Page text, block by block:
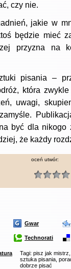
czy nie.
jakie w
będzie mieć
przyzna na
pisania –
która
uwagi,
być dla nikogo
że każdy
oceń utwór:
Gwar
Technorati
Tagi: pisz jak
sztuka pisania,
dobrze pisać